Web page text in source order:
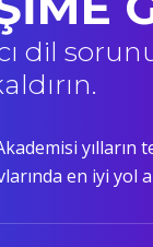
dil
yılların
en iyi yol